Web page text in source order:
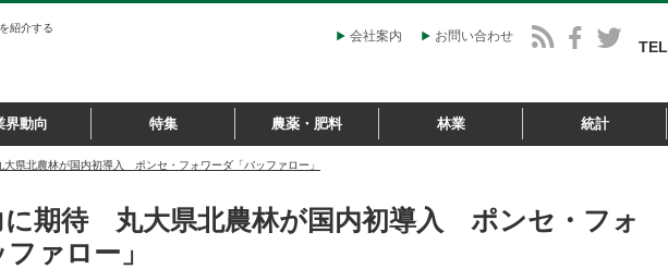
紹介する
会社案内 お問い合わせ
TEL
界動向 特集 農薬・肥料 林業 統計
県北農林が国内初導入 ポンセ・フォワーダ「バッファロー」
に期待 丸大県北農林が国内初導入 ポンセ・フォ
ァロー」